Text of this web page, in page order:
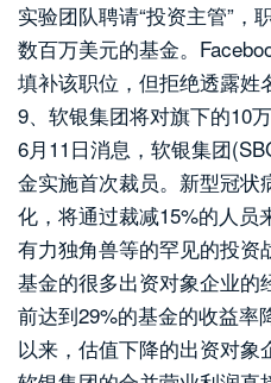
实验团队聘请“投资主管”，
数百万美元的基金。
填补该职位，但拒绝透露姓
9、软银集团将对旗下的10
6月11日消息，软银集团
金实施首次裁员。新型冠状
化，将通过裁减15%的人员
有力独角兽等的罕见的投
基金的很多出资对象企业的
前达到29%的基金的收益率
以来，估值下降的出资对象